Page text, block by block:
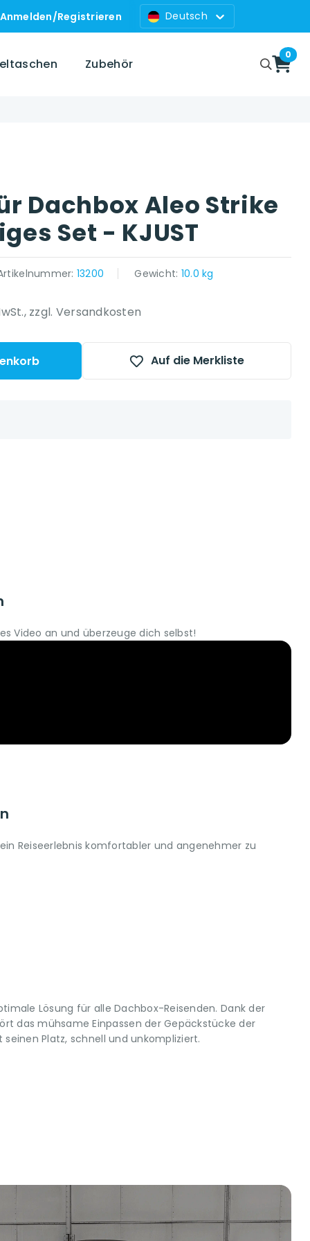
Anmelden/Registrieren Deutsch
Zubehör
0
Dachbox Aleo Strike
Set - KJUST
13200 Gewicht: 10.0 kg
}}
zzgl. Versandkosten
Auf die Merkliste
Video an und überzeuge dich selbst!
Reiseerlebnis komfortabler und angenehmer zu
Lösung für alle Dachbox-Reisenden. Dank der
das mühsame Einpassen der Gepäckstücke der
Platz, schnell und unkompliziert.